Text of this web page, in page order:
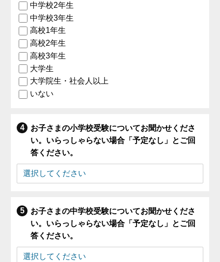
中学校2年生
中学校3年生
高校1年生
高校2年生
高校3年生
大学生
大学院生・社会人以上
いない
お子さまの小学校受験についてお聞かせくださ
い。いらっしゃらない場合「予定なし」とご回
答ください。
お子さまの中学校受験についてお聞かせくださ
い。いらっしゃらない場合「予定なし」とご回
答ください。